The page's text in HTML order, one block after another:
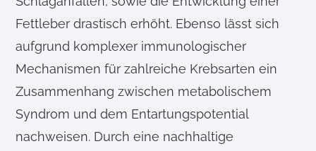
Fettleber drastisch erhöht. Ebenso lässt sich
aufgrund komplexer immunologischer
Mechanismen für zahlreiche Krebsarten ein
Zusammenhang zwischen metabolischem
Syndrom und dem Entartungspotential
nachweisen. Durch eine nachhaltige